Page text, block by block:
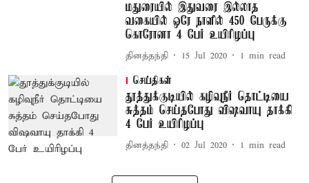
மதுரையில் இதுவரை இல்லாத
வகையில் ஒரே நாளில் 450 பேருக்கு
கொரோனா 4 பேர் உயிரிழப்பு
தினத்தந்தி 15 Jul 2020 1 min read
செய்திகள்
தூத்துக்குடியில் கழிவுநீர் தொட்டியை
சுத்தம் செய்தபோது விஷவாயு தாக்கி
4 பேர் உயிரிழப்பு
தினத்தந்தி 02 Jul 2020 1 min read